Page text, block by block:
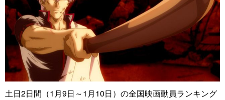
土日2日間（1月9日～1月10日）の全国映画動員ランキング